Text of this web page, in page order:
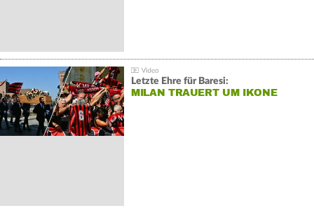
Letzte Ehre für Baresi:
MILAN TRAUERT UM IKONE